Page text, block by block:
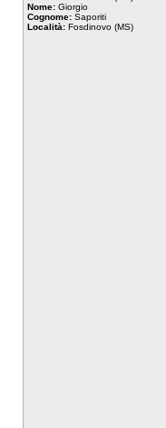
Nome: Giorgio
Cognome: Saporiti
Località: Fosdinovo (MS)